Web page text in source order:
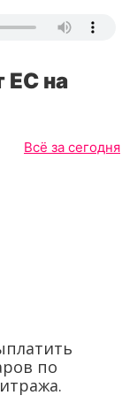
ЕС на
Всё за сегодня
по